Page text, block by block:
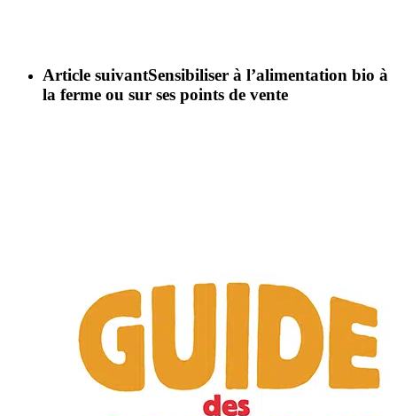
Article suivantSensibiliser à l’alimentation bio à
la ferme ou sur ses points de vente